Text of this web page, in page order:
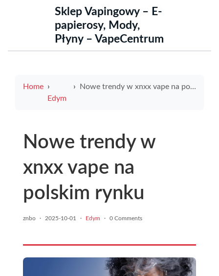
Sklep Vapingowy – E-
papierosy, Mody,
Płyny – VapeCentrum
Home
Edym
Nowe trendy w xnxx vape na polskim rynku
Nowe trendy w
xnxx vape na
polskim rynku
znbo · 2025-10-01 · Edym · 0 Comments